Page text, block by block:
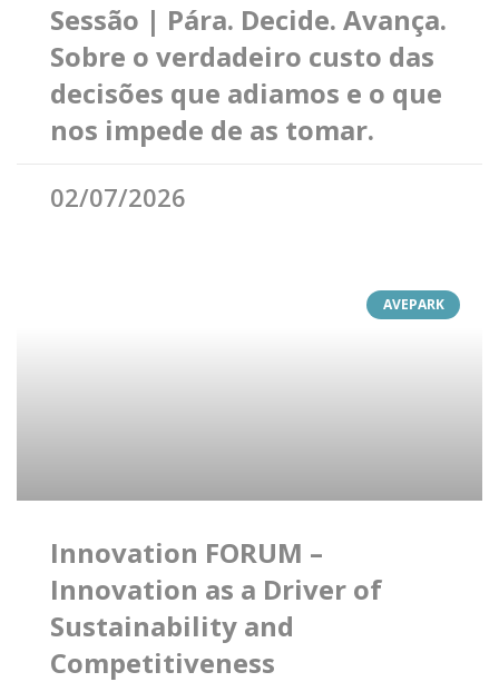
Sessão | Pára. Decide. Avança.
Sobre o verdadeiro custo das
decisões que adiamos e o que
nos impede de as tomar.
02/07/2026
AVEPARK
Innovation FORUM –
Innovation as a Driver of
Sustainability and
Competitiveness